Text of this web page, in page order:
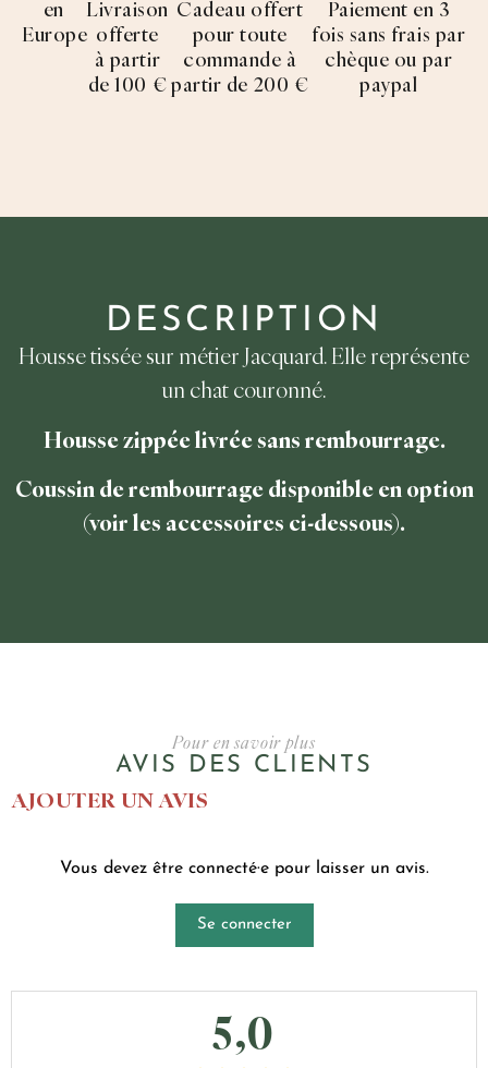
en
Europe
Livraison
offerte
à partir
de 100 €
Cadeau offert
pour toute
commande à
partir de 200 €
Paiement en 3
fois sans frais par
chèque ou par
paypal
DESCRIPTION
Housse tissée sur métier Jacquard. Elle représente
un chat couronné.
Housse zippée livrée sans rembourrage.
Coussin de rembourrage disponible en option
(voir les accessoires ci-dessous).
Pour en savoir plus
AVIS DES CLIENTS
AJOUTER UN AVIS
Vous devez être connecté·e pour laisser un avis.
Se connecter
5,0